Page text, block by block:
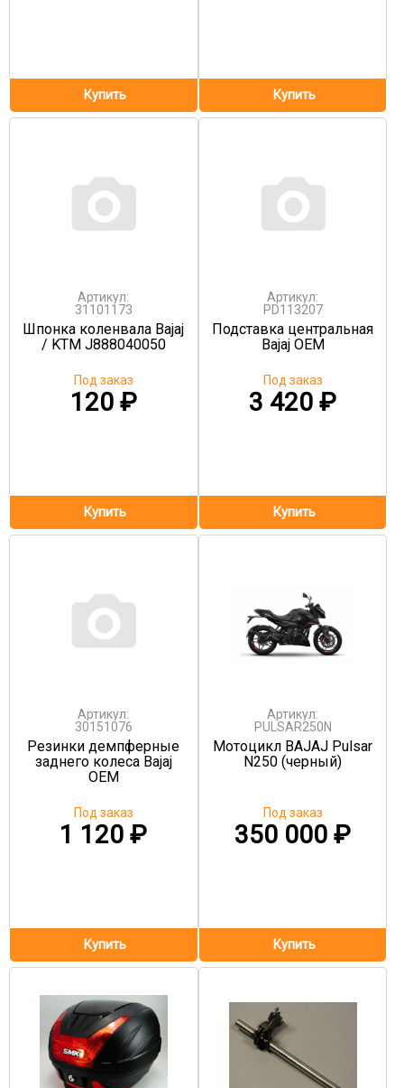
Артикул:
31101173
Шпонка коленвала Bajaj
/ KTM J888040050
120 ₽
Под заказ
Артикул:
PD113207
Подставка центральная
Bajaj OEM
3 420₽
Под заказ
Артикул:
30151076
Резинки демпферные
заднего колеса Bajaj
OEM
1 120₽
Под заказ
Артикул:
PULSAR250N
Мотоцикл BAJAJ Pulsar
N250 (черный)
350 000₽
Под заказ